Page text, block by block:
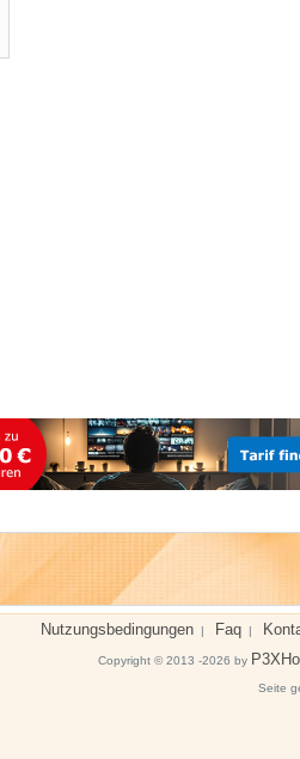
Nutzungsbedingungen | Faq |
Copyright © 2013 -2026 by
Seite